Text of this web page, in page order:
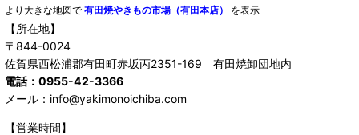
より大きな地図で 有田焼やきもの市場（有田本店） を表示
【所在地】
〒844-0024
佐賀県西松浦郡有田町赤坂丙2351-169 有田焼卸団地内
電話：0955-42-3366
メール：info@yakimonoichiba.com
【営業時間】